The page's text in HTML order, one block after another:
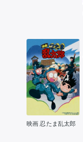
映画 忍たま乱太郎